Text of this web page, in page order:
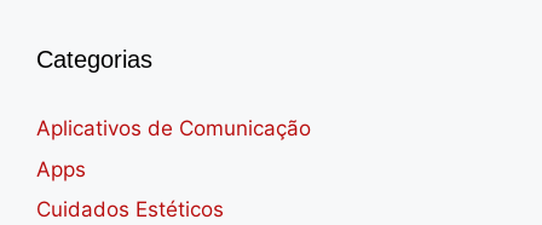
Categorias
Aplicativos de Comunicação
Apps
Cuidados Estéticos